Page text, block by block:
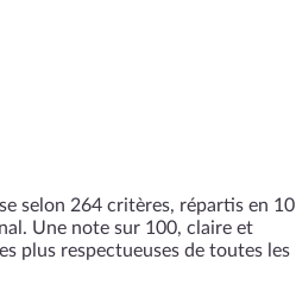
selon 264 critères, répartis en 10
Une note sur 100, claire et
plus respectueuses de toutes les